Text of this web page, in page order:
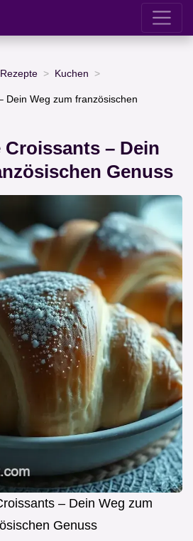
Rezepte Kuchen
Dein Weg zum französischen
– Dein
Genuss
– Dein Weg zum
Genuss